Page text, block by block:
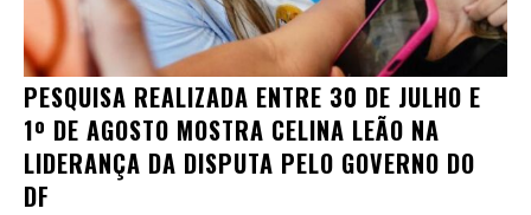
PESQUISA REALIZADA ENTRE 30 DE JULHO E
1º DE AGOSTO MOSTRA CELINA LEÃO NA
LIDERANÇA DA DISPUTA PELO GOVERNO DO
DF